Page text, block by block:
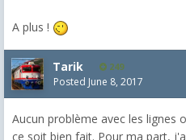
A plus !
Tarik 249
Posted June 8, 2017
Aucun problème avec les lignes
ce soit bien fait. Pour ma part,